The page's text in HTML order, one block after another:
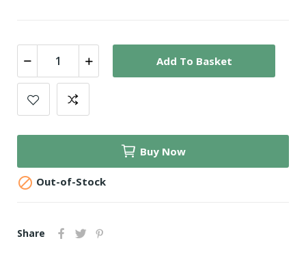
Add To Basket
Buy Now
 Out-of-Stock
Share